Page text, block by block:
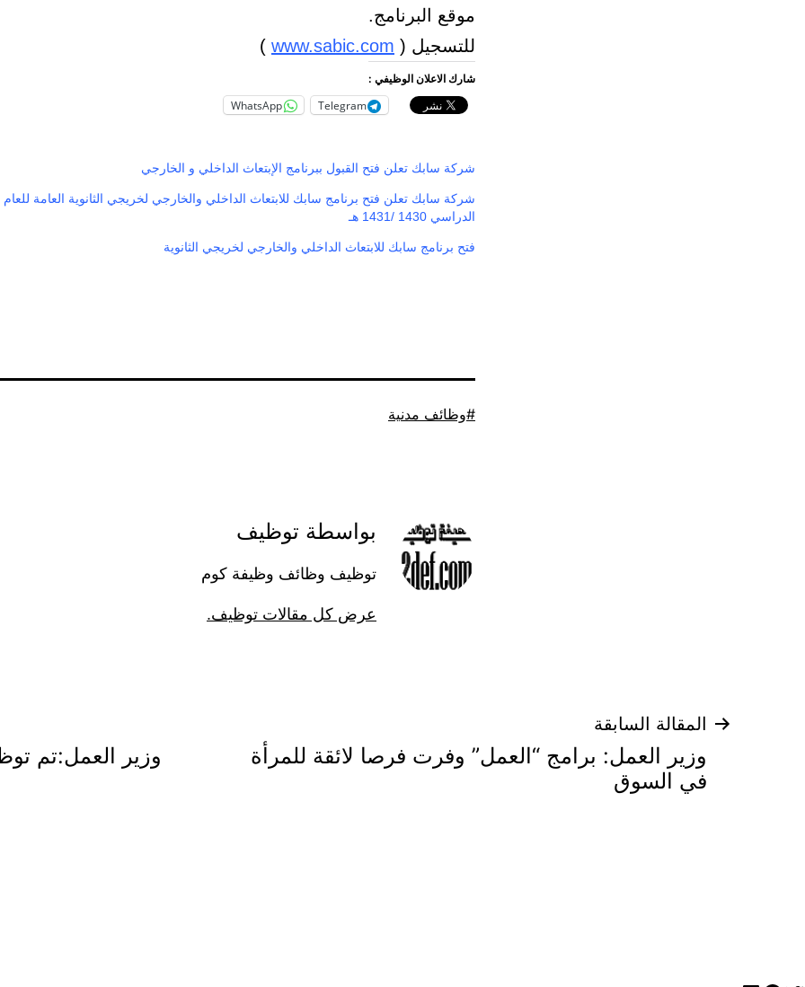
موقع البرنامج.
للتسجيل ( www.sabic.com
)
شارك الاعلان الوظيفي :
Telegram
WhatsApp
شركة سابك تعلن فتح القبول ببرنامج الإبتعاث الداخلي و الخارجي
شركة سابك تعلن فتح برنامج سابك للابتعاث الداخلي والخارجي لخريجي الثانوية العامة للعام
الدراسي 1430 /1431 هـ
فتح برنامج سابك للابتعاث الداخلي والخارجي لخريجي الثانوية
موسوم
وظائف مدنية
بواسطة توظيف
توظيف وظائف وظيفة كوم
عرض كل مقالات توظيف.
تصفّح
المقالات
المقالة السابقة
وزير العمل: برامج “العمل” وفرت فرصا لائقة للمرأة
في السوق